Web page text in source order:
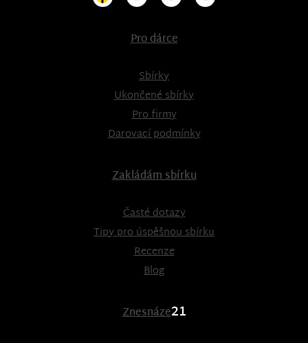
Pro dárce
Sbírky
Ukončené sbírky
Pro firmy
Darovací podmínky
Zakládám sbírku
Časté dotazy
Tipy pro úspěšnou sbírku
Recenze
Blog
Znesnáze21